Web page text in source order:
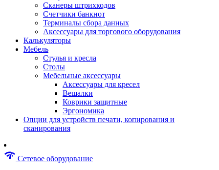
Инструмент измерительный
Краскораспылители пневматические
Наборы пневматические
Пистолеты пневматические
Шуруповерты
Дрели
Лобзики
Перфораторы
Шлифмашины
Наборы инструментов
Пилы
Пылесосы строительные
Сканеры штрихкодов
Счетчики банкнот
Терминалы сбора данных
Аксессуары для торгового оборудования
Калькуляторы
Мебель
Стулья и кресла
Столы
Мебельные аксессуары
Аксессуары для кресел
Вешалки
Коврики защитные
Эргономика
Опции для устройств печати, копирования и
сканирования
network_check Сетевое оборудование